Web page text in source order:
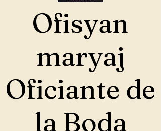
Ofisyan
maryaj
Oficiante de
la Boda